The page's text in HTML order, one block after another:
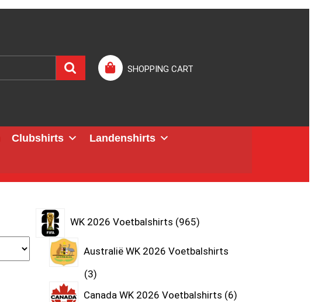
SHOPPING CART
Clubshirts
Landenshirts
WK 2026 Voetbalshirts 965
Australië WK 2026 Voetbalshirts
3
Canada WK 2026 Voetbalshirts 6